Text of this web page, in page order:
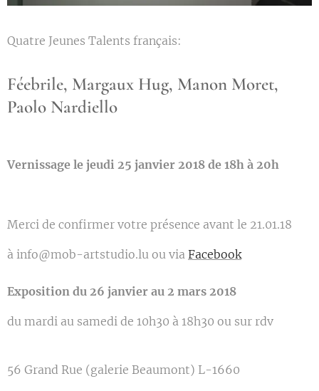
Quatre Jeunes Talents français:
Féebrile, Margaux Hug, Manon Moret,
Paolo Nardiello
Vernissage le jeudi 25 janvier 2018 de 18h à 20h
Merci de confirmer votre présence avant le 21.01.18
à info@mob-artstudio.lu ou via Facebook
Exposition du 26 janvier au 2 mars 2018
du mardi au samedi de 10h30 à 18h30 ou sur rdv
56 Grand Rue (galerie Beaumont) L-1660